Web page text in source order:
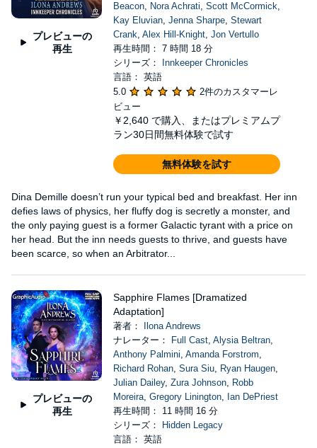
プレビューの
再生
Beacon, Nora Achrati, Scott McCormick,
Kay Eluvian, Jenna Sharpe, Stewart
Crank, Alex Hill-Knight, Jon Vertullo
再生時間： 7 時間 18 分
シリーズ：
Innkeeper Chronicles
言語： 英語
5.0
2件のカスタマーレ
ビュー
￥2,640 で購入、またはプレミアムプ
ラン30日間無料体験で試す
無料体験を試す
Dina Demille doesn’t run your typical bed and breakfast. Her inn
defies laws of physics, her fluffy dog is secretly a monster, and
the only paying guest is a former Galactic tyrant with a price on
her head. But the inn needs guests to thrive, and guests have
been scarce, so when an Arbitrator...
プレビューの
再生
Sapphire Flames [Dramatized
Adaptation]
著者：
Ilona Andrews
ナレーター：
Full Cast, Alysia Beltran,
Anthony Palmini, Amanda Forstrom,
Richard Rohan, Sura Siu, Ryan Haugen,
Julian Dailey, Zura Johnson, Robb
Moreira, Gregory Linington, Ian DePriest
再生時間： 11 時間 16 分
シリーズ：
Hidden Legacy
言語： 英語